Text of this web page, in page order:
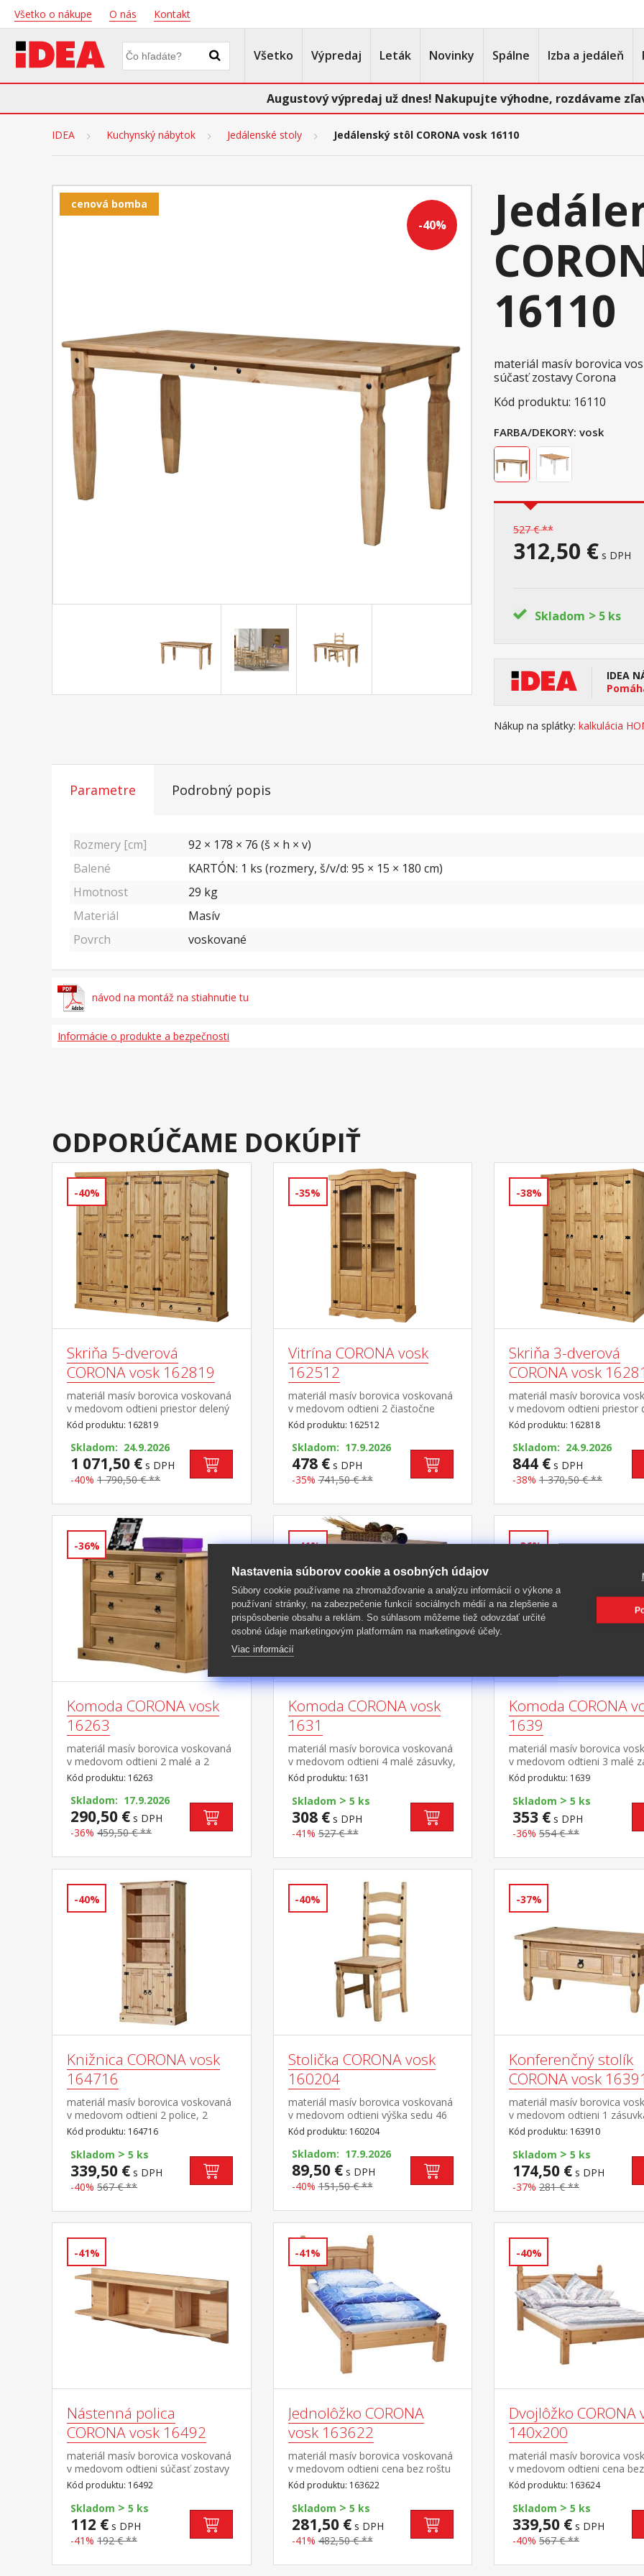
Všetko o nákupe O nás Kontakt
Všetko Výpredaj Leták Novinky Spálne Izba a jedáleň
Augustový výpredaj už dnes! Nakupujte výhodne, rozdávame
IDEA Kuchynský nábytok Jedálenské stoly Jedálenský stôl CORONA vosk 16110
-40%
cenová bomba
16110
materiál masív borovica
súčasť zostavy Corona
Kód produktu: 16110
FARBA/DEKORY: vosk
527 € **
312,50 € s DPH
Skladom > 5 ks
IDEA
Nákup na splátky: kalkulácia
Parametre Podrobný popis
Rozmery [cm]
92 × 178 × 76 (š × h × v)
Balené
KARTÓN: 1 ks (rozmery, š/v/d: 95 × 15 × 180 cm)
Hmotnost
29 kg
Materiál
Masív
Povrch
voskované
návod na montáž na stiahnutie tu
Informácie o produkte a bezpečnosti
ODPORÚČAME DOKÚPIŤ
-40%
Skriňa 5-dverová
CORONA vosk 162819
materiál masív borovica voskovaná
v medovom odtieni priestor delený
v pomere 2:1:2 v oboch širších
častiach šatníková tyč a polica na
klobúky, stredná užšia časť 3
variabilné police v spodnej časti 2
veľké a 1 malá zásuvka, kovové
ozdobné úchytky odporúčaný
zostavy Corona
Kód produktu: 162819
Skladom: 24.9.2026
1 071,50 € s DPH
-40% 1 790,50 € **
-35%
Vitrína CORONA vosk
162512
materiál masív borovica voskovaná
v medovom odtieni 2 čiastočne
presklené dvierka, kovové ozdobné
úchytky súčasť zostavy Corona
Kód produktu: 162512
Skladom: 17.9.2026
478 €s DPH
-35% 741,50 € **
-38%
Skriňa 3-dverová
CORONA vosk
materiál masív borovica
v medovom odtieni priestor
v pomere 2:1 širšia časť
tyč a polica, užšia časť 3
spodnej časti 1 veľká a 1
zásuvka, kovové ozdobné
úchytky odporúčaný
CORONA 16952 súčasť
Kód produktu: 162818
Skladom: 24.9.2026
844 € s DPH
-38% 1 370,50 € **
-36%
Komoda CORONA vosk
16263
materiál masív borovica voskovaná
v medovom odtieni 2 malé a 2
veľké zásuvky, kovové ozdobné
úchytky vhodný doplnok je
nadstavec CORONA 16463 súčasť
zostavy Corona
Kód produktu: 16263
Skladom: 17.9.2026
290,50 € s DPH
-36% 459,50 € **
-41%
Komoda CORONA vosk
1631
materiál masív borovica voskovaná
v medovom odtieni 4 malé zásuvky,
1 dvierka, kovové ozdobné
úchytky možné doplniť nadstavcom
Corona 16463 súčasť zostavy
Corona
Kód produktu: 1631
Skladom > 5 ks
308 €s DPH
-41% 527 € **
-36%
Komoda CORONA
1639
materiál masív borovica
v medovom odtieni 3 malé
3 dvierka, 1 polica, kovové
úchytky vhodný doplnok
CORONA 16465 súčasť
Corona
Kód produktu: 1639
Skladom > 5 ks
353 € s DPH
-36% 554 € **
-40%
Knižnica CORONA vosk
164716
materiál masív borovica voskovaná
v medovom odtieni 2 police, 2
dvierka, kovové ozdobné úchytky
súčasť zostavy Corona
Kód produktu: 164716
Skladom > 5 ks
339,50 € s DPH
-40% 567 € **
-40%
Stolička CORONA vosk
160204
materiál masív borovica voskovaná
v medovom odtieni výška sedu 46
cm súčasť zostavy Corona
Kód produktu: 160204
Skladom: 17.9.2026
89,50 €s DPH
-40% 151,50 € **
-37%
Konferenčný stolík
CORONA vosk
materiál masív borovica
v medovom odtieni 1
kovové ozdobné úchytky
zostavy Corona
Kód produktu: 163910
Skladom > 5 ks
174,50 € s DPH
-37% 281 € **
-41%
Nástenná polica
CORONA vosk 16492
materiál masív borovica voskovaná
v medovom odtieni súčasť zostavy
Corona
Kód produktu: 16492
Skladom > 5 ks
112 € s DPH
-41% 192 € **
-41%
Jednolôžko CORONA
vosk 163622
materiál masív borovica voskovaná
v medovom odtieni cena bez roštu
a matraca odporúčaný rozmer
matraca 90 × 200 cm a rošt
R1 toto lôžko NEMOŽNO
kombinovať s lamelovým roštom
7154 alebo 7861súčasť zostavy
Corona
Kód produktu: 163622
Skladom > 5 ks
281,50 €s DPH
-41% 482,50 € **
-40%
Dvojlôžko CORONA
140x200
materiál masív borovica
v medovom odtieni cena
a matraca odporúčaný
rozmer matraca 140 × 200
rošt R4 súčasť zostavy
Kód produktu: 163624
Skladom > 5 ks
339,50 € s DPH
-40% 567 € **
Nastavenia súborov cookie a osobných údajov
Súbory cookie používame na zhromažďovanie a analýzu informácií o výkone a
používaní stránky, na zabezpečenie funkcií sociálnych médií a na zlepšenie a
prispôsobenie obsahu a reklám. So súhlasom môžeme tiež odovzdať určité
osobné údaje marketingovým platformám na marketingové účely.
Viac informácií